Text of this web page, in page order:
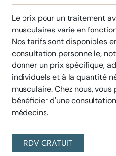
Le prix pour un traitement
musculaires varie en
Nos tarifs sont disponibles
consultation personnelle,
donner un prix spécifique,
individuels et à la quantité
musculaire. Chez nous, vous
bénéficier d'une
médecins.
RDV GRATUIT